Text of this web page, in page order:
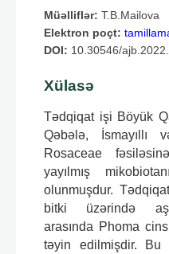
Müəlliflər: T.B.Mailova
Elektron poçt:
DOI: 10.30546/
Xülasə
Tədqiqat işi Böyük
Qəbələ, İsmayıllı
Rosaceae
yayılmış
olunmuşdur.
bitki üzərində
arasında Phoma
təyin edilmişdir. Bu